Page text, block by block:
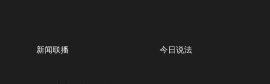
新闻联播 今日说法